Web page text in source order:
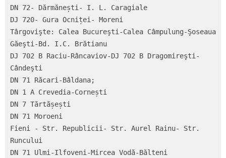
DN 72- Dărmănești- I. L. Caragiale
DJ 720- Gura Ocniței- Moreni
Târgovişte: Calea Bucureşti-Calea Câmpulung-Şoseaua
Găeşti-Bd. I.C. Brătianu
DJ 702 B Raciu-Râncaviov-DJ 702 B Dragomireşti-
Cândeşti
DN 71 Răcari-Bâldana;
DN 1 A Crevedia-Cornești
DN 7 Tărtășești
DN 71 Moroeni
Fieni - Str. Republicii- Str. Aurel Rainu- Str.
Runcului
DN 71 Ulmi-Ilfoveni-Mircea Vodă-Bălteni